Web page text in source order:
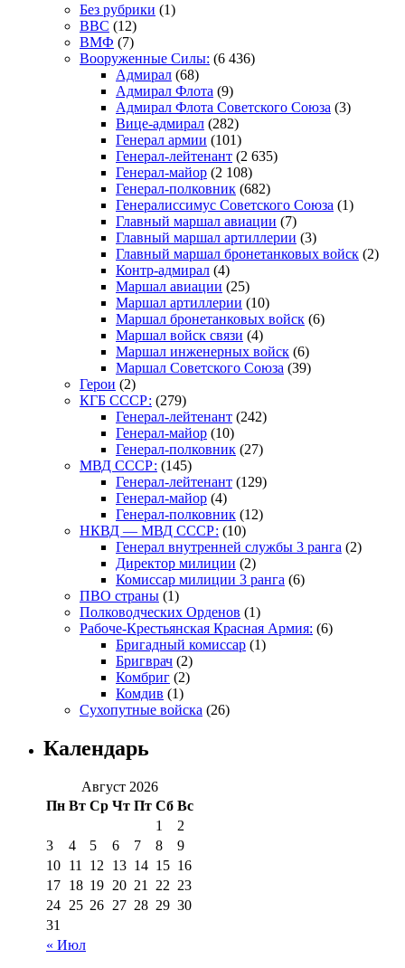
Без рубрики (1)
ВВС (12)
ВМФ (7)
Вооруженные Силы: (6 436)
Адмирал (68)
Адмирал Флота (9)
Адмирал Флота Советского Союза (3)
Вице-адмирал (282)
Генерал армии (101)
Генерал-лейтенант (2 635)
Генерал-майор (2 108)
Генерал-полковник (682)
Генералиссимус Советского Союза (1)
Главный маршал авиации (7)
Главный маршал артиллерии (3)
Главный маршал бронетанковых войск (2)
Контр-адмирал (4)
Маршал авиации (25)
Маршал артиллерии (10)
Маршал бронетанковых войск (6)
Маршал войск связи (4)
Маршал инженерных войск (6)
Маршал Советского Союза (39)
Герои (2)
КГБ СССР: (279)
Генерал-лейтенант (242)
Генерал-майор (10)
Генерал-полковник (27)
МВД СССР: (145)
Генерал-лейтенант (129)
Генерал-майор (4)
Генерал-полковник (12)
НКВД — МВД СССР: (10)
Генерал внутренней службы 3 ранга (2)
Директор милиции (2)
Комиссар милиции 3 ранга (6)
ПВО страны (1)
Полководческих Орденов (1)
Рабоче-Крестьянская Красная Армия: (6)
Бригадный комиссар (1)
Бригврач (2)
Комбриг (2)
Комдив (1)
Сухопутные войска (26)
Календарь
Август 2026
Пн Вт Ср Чт Пт Сб Вс
« Июл
1
2
3
4 5 6 7 8
9
10 11 12 13 14 15 16
17 18 19 20 21 22 23
24 25 26 27 28 29 30
31